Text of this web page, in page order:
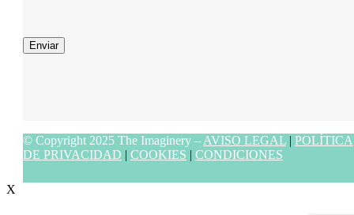
Enviar
© Copyright 2025 The Imaginery – AVISO LEGAL | POLÍTICA
DE PRIVACIDAD | COOKIES | CONDICIONES
X